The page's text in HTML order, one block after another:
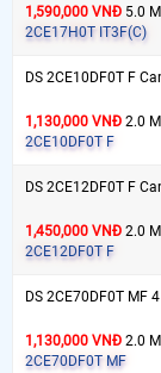
1,590,000 VNĐ 5.0
2CE17H0T IT3F(C)
DS 2CE10DF0T F
1,130,000 VNĐ 2.0
2CE10DF0T F
DS 2CE12DF0T F
1,450,000 VNĐ 2.0
2CE12DF0T F
DS 2CE70DF0T MF
1,130,000 VNĐ 2.0
2CE70DF0T MF